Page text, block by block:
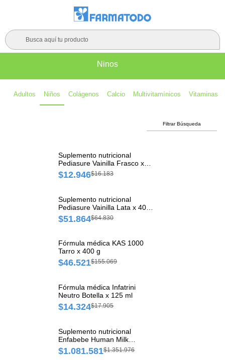
Busca aquí tu producto
Ninos
Adultos Niños Colágenos Calcio Multivitamínicos Vitaminas
Filtrar Búsqueda
Suplemento nutricional
Pediasure Vainilla Frasco x
220 ml
$12.946$16.183
Suplemento nutricional
Pediasure Vainilla Lata x 400
gr
$51.864$64.830
Fórmula médica KAS 1000
Tarro x 400 g
$46.521$155.069
Fórmula médica Infatrini
Neutro Botella x 125 ml
$14.324$17.905
Suplemento nutricional
Enfabebe Human Milk
Fortifier Caja x 100 Ampollas
de 5 ml
$1.081.581$1.351.976